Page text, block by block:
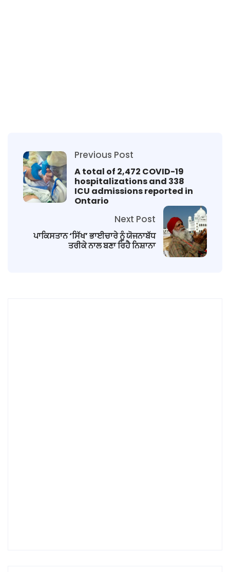
Previous Post
A total of 2,472 COVID-19
hospitalizations and 338
ICU admissions reported in
Ontario
Next Post
ਪਾਕਿਸਤਾਨ ‘ਸਿੱਖ’ ਭਾਈਚਾਰੇ ਨੂੰ ਯੋਜਨਾਬੱਧ
ਤਰੀਕੇ ਨਾਲ ਬਣਾ ਰਿਹੈ ਨਿਸ਼ਾਨਾ